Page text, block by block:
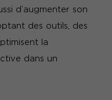
d’augmenter son
des outils, des
la
dans un